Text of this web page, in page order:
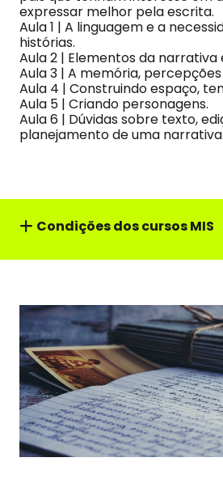
expressar melhor pela escrita.
Aula 1 | A linguagem e a
histórias.
Aula 2 | Elementos da narrativa
Aula 3 | A memória,
Aula 4 | Construindo espaço,
Aula 5 | Criando personagens.
Aula 6 | Dúvidas sobre texto,
planejamento de uma narrativa.
Condições dos cursos MIS